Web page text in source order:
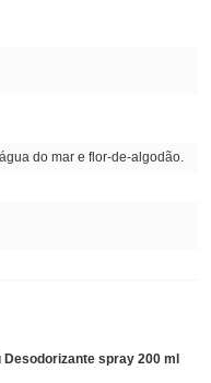
do mar e flor-de-algodão.
spray 200 ml